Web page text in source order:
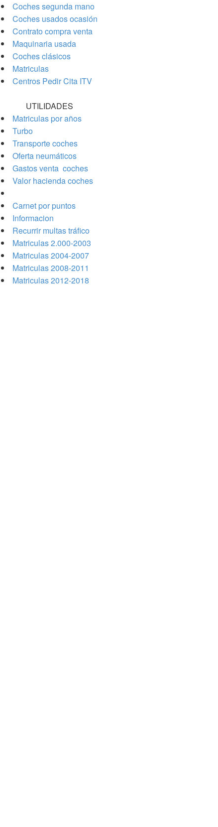
Coches segunda mano
Coches usados ocasión
Contrato compra venta
Maquinaria usada
Coches clásicos
Matriculas
Centros Pedir Cita ITV
UTILIDADES
Matriculas por años
Turbo
Transporte coches
Oferta neumáticos
Gastos venta coches
Valor hacienda coches
Carnet por puntos
Informacion
Recurrir multas tráfico
Matriculas 2.000-2003
Matriculas 2004-2007
Matriculas 2008-2011
Matriculas 2012-2018